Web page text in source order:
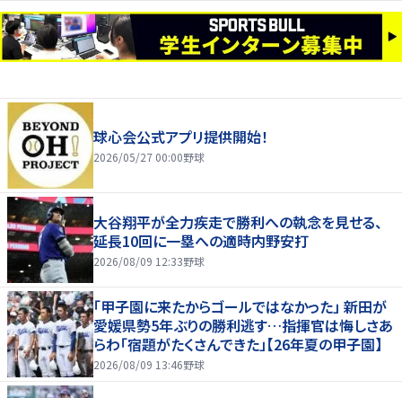
球心会公式アプリ提供開始！
2026/05/27 00:00野球
大谷翔平が全力疾走で勝利への執念を見せる、
延長10回に一塁への適時内野安打
2026/08/09 12:33野球
「甲子園に来たからゴールではなかった」 新田が
愛媛県勢5年ぶりの勝利逃す…指揮官は悔しさあ
らわ「宿題がたくさんできた」【26年夏の甲子園】
2026/08/09 13:46野球